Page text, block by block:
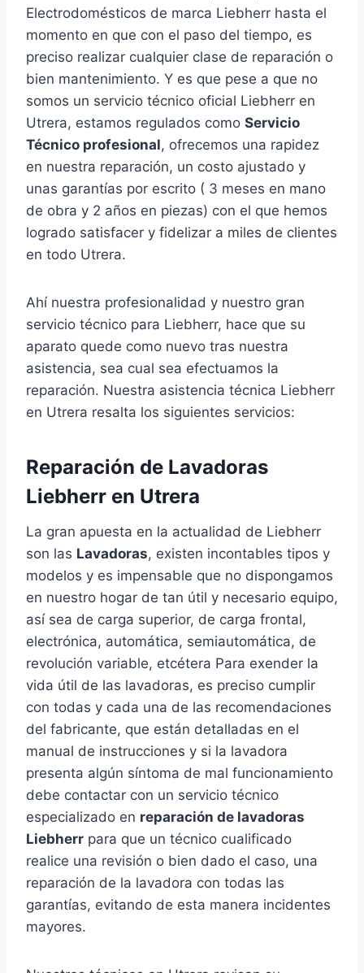
Electrodomésticos de marca Liebherr hasta el
momento en que con el paso del tiempo, es
preciso realizar cualquier clase de reparación o
bien mantenimiento. Y es que pese a que no
somos un servicio técnico oficial Liebherr en
Utrera, estamos regulados como Servicio
Técnico profesional, ofrecemos una rapidez
en nuestra reparación, un costo ajustado y
unas garantías por escrito ( 3 meses en mano
de obra y 2 años en piezas) con el que hemos
logrado satisfacer y fidelizar a miles de clientes
en todo Utrera.
Ahí nuestra profesionalidad y nuestro gran
servicio técnico para Liebherr, hace que su
aparato quede como nuevo tras nuestra
asistencia, sea cual sea efectuamos la
reparación. Nuestra asistencia técnica Liebherr
en Utrera resalta los siguientes servicios:
Reparación de Lavadoras
Liebherr en Utrera
La gran apuesta en la actualidad de Liebherr
son las Lavadoras, existen incontables tipos y
modelos y es impensable que no dispongamos
en nuestro hogar de tan útil y necesario equipo,
así sea de carga superior, de carga frontal,
electrónica, automática, semiautomática, de
revolución variable, etcétera Para exender la
vida útil de las lavadoras, es preciso cumplir
con todas y cada una de las recomendaciones
del fabricante, que están detalladas en el
manual de instrucciones y si la lavadora
presenta algún síntoma de mal funcionamiento
debe contactar con un servicio técnico
especializado en reparación de lavadoras
Liebherr para que un técnico cualificado
realice una revisión o bien dado el caso, una
reparación de la lavadora con todas las
garantías, evitando de esta manera incidentes
mayores.